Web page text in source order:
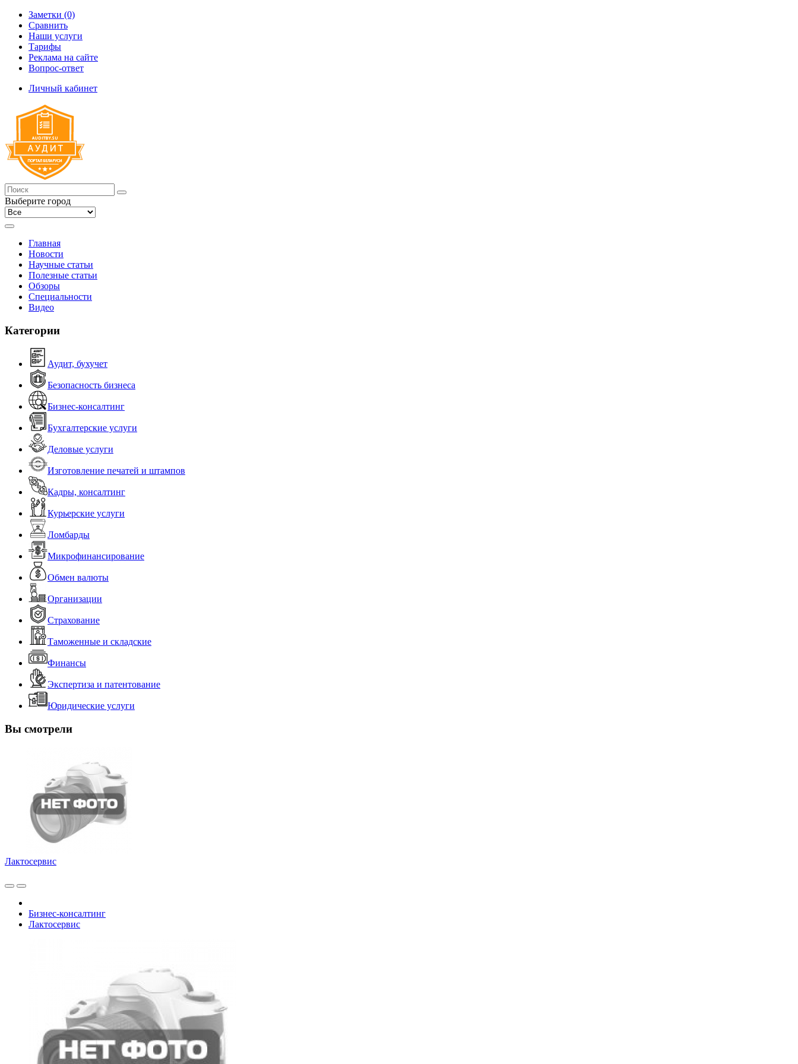
Заметки (0)
Сравнить
Наши услуги
Тарифы
Реклама на сайте
Вопрос-ответ
Личный кабинет
Выберите город
Главная
Новости
Научные статьи
Полезные статьи
Обзоры
Специальности
Видео
Категории
Аудит, бухучет
Безопасность бизнеса
Бизнес-консалтинг
Бухгалтерские услуги
Деловые услуги
Изготовление печатей и штампов
Кадры, консалтинг
Курьерские услуги
Ломбарды
Микрофинансирование
Обмен валюты
Организации
Страхование
Таможенные и складские
Финансы
Экспертиза и патентование
Юридические услуги
Вы смотрели
Лактосервис
Бизнес-консалтинг
Лактосервис